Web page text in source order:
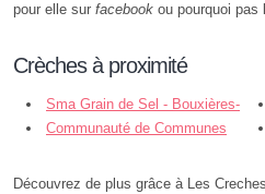
pour elle sur facebook ou pourquoi pas
Crèches à proximité
Sma Grain de Sel - Bouxières-
aux-Dames
Communauté de Communes
Découvrez de plus grâce à Les